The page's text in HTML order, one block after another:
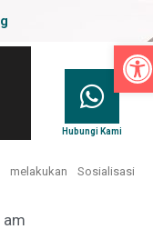
Batik Nasional
Hubungi Kami
Sosialisasi
am